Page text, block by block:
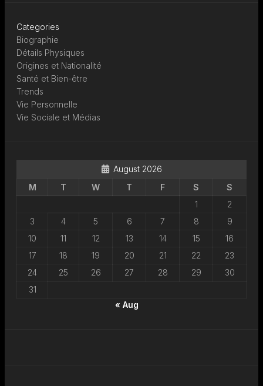
Categories
Biographie
Détails Physiques
Origines et Nationalité
Santé et Bien-être
Trends
Vie Personnelle
Vie Sociale et Médias
August 2026
M
T W T F S
S
1
2
3
4 5 6 7 8
9
10
11 12 13 14 15
16
17
18 19 20 21 22
23
24
25 26 27 28 29
30
31
« Aug